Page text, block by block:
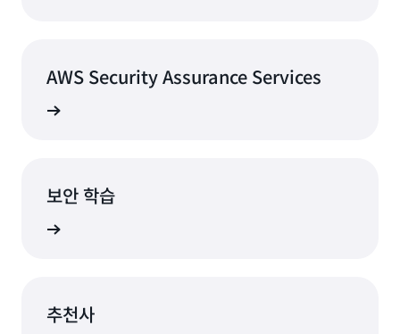
AWS Security Assurance Services
보안 학습
추천사